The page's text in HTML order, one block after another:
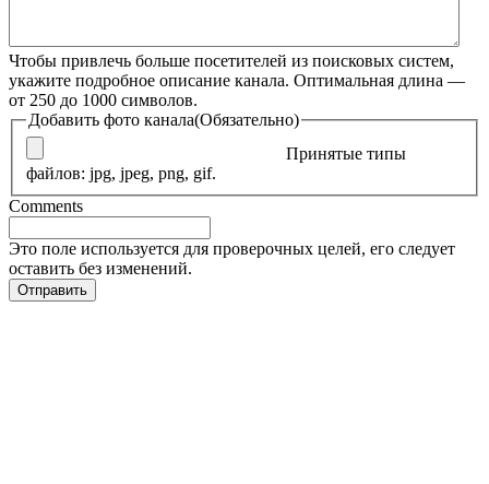
Чтобы привлечь больше посетителей из поисковых систем,
укажите подробное описание канала. Оптимальная длина —
от 250 до 1000 символов.
Добавить фото канала(Обязательно)
Принятые типы
файлов: jpg, jpeg, png, gif.
Comments
Это поле используется для проверочных целей, его следует
оставить без изменений.